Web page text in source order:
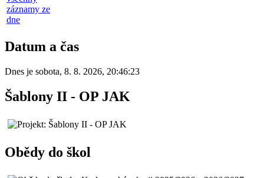
záznamy ze
dne
Datum a čas
Dnes je sobota, 8. 8. 2026, 20:46:23
Šablony II - OP JAK
Obědy do škol